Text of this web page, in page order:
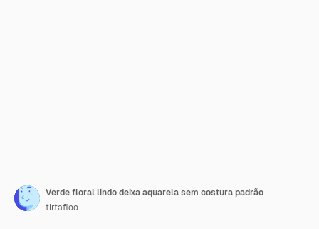
Verde floral lindo deixa aquarela sem costura padrão
tirtafloo